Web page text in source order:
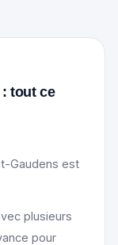
tout ce
Gaudens est
plusieurs
pour